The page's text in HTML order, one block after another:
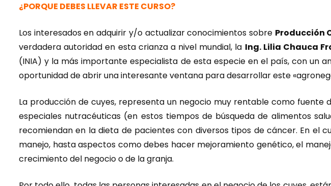
¿PORQUE DEBES LLEVAR ESTE CURSO?
Los interesados en adquirir y/o actualizar conocimientos sobre Producción
verdadera autoridad en esta crianza a nivel mundial, la Ing. Lilia Chauca
(INIA) y la más importante especialista de esta especie en el país, con un
oportunidad de abrir una interesante ventana para desarrollar este
La producción de cuyes, representa un negocio muy rentable como
especiales nutracéuticas (en estos tiempos de búsqueda de alimentos
recomiendan en la dieta de pacientes con diversos tipos de cáncer. En el
manejo, hasta aspectos como debes hacer mejoramiento genético, el
crecimiento del negocio o de la granja.